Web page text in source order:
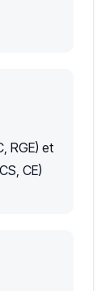
RGE) et
CE)